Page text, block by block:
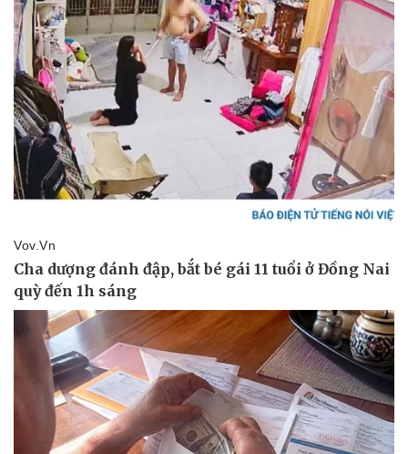
Pháp luật
Vụ án
Tin nóng
Tư vấn luật
Quân sự - Quốc phòng
Vũ khí
Phân tích